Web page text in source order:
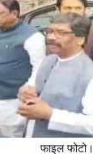
फाइल फोटो।